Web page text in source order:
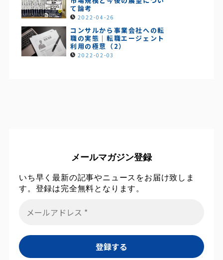
て論考
2022-04-26
コンサルから事業会社への転
職の実態｜転職エージェント
利用の極意（2）
2022-02-03
メールマガジン登録
いち早く最新の記事やニュースをお届け致しま
す。登録は完全無料となります。